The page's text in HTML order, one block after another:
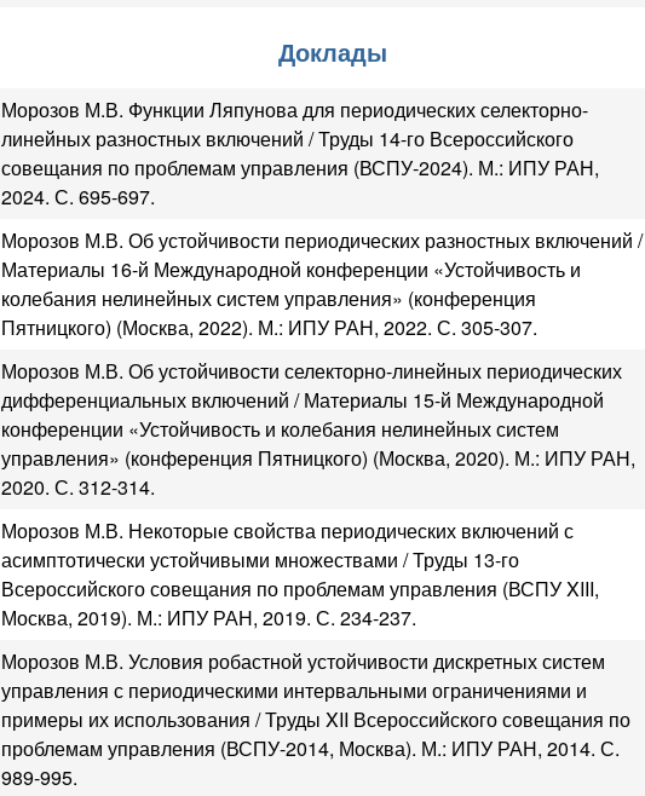
Доклады
Морозов М.В. Функции Ляпунова для периодических селекторно-
линейных разностных включений / Труды 14-го Всероссийского
совещания по проблемам управления (ВСПУ-2024). М.: ИПУ РАН,
2024. С. 695-697.
Морозов М.В. Об устойчивости периодических разностных включений /
Материалы 16-й Международной конференции «Устойчивость и
колебания нелинейных систем управления» (конференция
Пятницкого) (Москва, 2022). М.: ИПУ РАН, 2022. С. 305-307.
Морозов М.В. Об устойчивости селекторно-линейных периодических
дифференциальных включений / Материалы 15-й Международной
конференции «Устойчивость и колебания нелинейных систем
управления» (конференция Пятницкого) (Москва, 2020). М.: ИПУ РАН,
2020. С. 312-314.
Морозов М.В. Некоторые свойства периодических включений с
асимптотически устойчивыми множествами / Труды 13-го
Всероссийского совещания по проблемам управления (ВСПУ XIII,
Москва, 2019). М.: ИПУ РАН, 2019. С. 234-237.
Морозов М.В. Условия робастной устойчивости дискретных систем
управления с периодическими интервальными ограничениями и
примеры их использования / Труды XII Всероссийского совещания по
проблемам управления (ВСПУ-2014, Москва). М.: ИПУ РАН, 2014. С.
989-995.